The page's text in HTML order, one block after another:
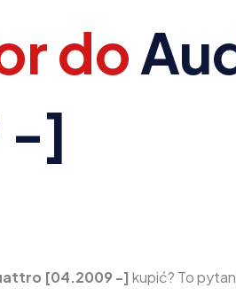
do
-]
[04.2009 -] kupić? To